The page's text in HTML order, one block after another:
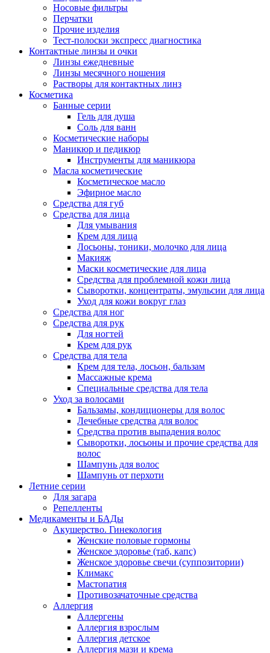
Носовые фильтры
Перчатки
Прочие изделия
Тест-полоски экспресс диагностика
Контактные линзы и очки
Линзы ежедневные
Линзы месячного ношения
Растворы для контактных линз
Косметика
Банные серии
Гель для душа
Соль для ванн
Косметические наборы
Маникюр и педикюр
Инструменты для маникюра
Масла косметические
Косметическое масло
Эфирное масло
Средства для губ
Средства для лица
Для умывания
Крем для лица
Лосьоны, тоники, молочко для лица
Макияж
Маски косметические для лица
Средства для проблемной кожи лица
Сыворотки, концентраты, эмульсии для лица
Уход для кожи вокруг глаз
Средства для ног
Средства для рук
Для ногтей
Крем для рук
Средства для тела
Крем для тела, лосьон, бальзам
Массажные крема
Специальные средства для тела
Уход за волосами
Бальзамы, кондиционеры для волос
Лечебные средства для волос
Средства против выпадения волос
Сыворотки, лосьоны и прочие средства для
волос
Шампунь для волос
Шампунь от перхоти
Летние серии
Для загара
Репелленты
Медикаменты и БАДы
Акушерство. Гинекология
Женские половые гормоны
Женское здоровье (таб, капс)
Женское здоровье свечи (суппозитории)
Климакс
Мастопатия
Противозачаточные средства
Аллергия
Аллергены
Аллергия взрослым
Аллергия детское
Аллергия мази и крема